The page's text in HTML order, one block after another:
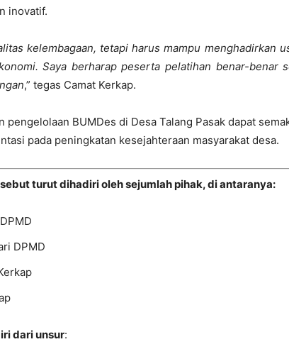
inovatif.
kelembagaan, tetapi harus mampu menghadirkan
Saya berharap peserta pelatihan benar-benar
,” tegas Camat Kerkap.
BUMDes di Desa Talang Pasak dapat
pada peningkatan kesejahteraan masyarakat desa.
turut dihadiri oleh sejumlah pihak, di antaranya:
DPMD
dari unsur: